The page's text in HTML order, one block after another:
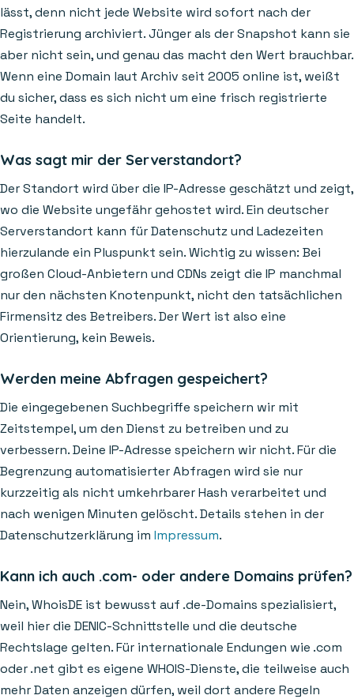
lässt, denn nicht jede Website wird sofort nach der
Registrierung archiviert. Jünger als der Snapshot kann sie
aber nicht sein, und genau das macht den Wert brauchbar.
Wenn eine Domain laut Archiv seit 2005 online ist, weißt
du sicher, dass es sich nicht um eine frisch registrierte
Seite handelt.
Was sagt mir der Serverstandort?
Der Standort wird über die IP-Adresse geschätzt und zeigt,
wo die Website ungefähr gehostet wird. Ein deutscher
Serverstandort kann für Datenschutz und Ladezeiten
hierzulande ein Pluspunkt sein. Wichtig zu wissen: Bei
großen Cloud-Anbietern und CDNs zeigt die IP manchmal
nur den nächsten Knotenpunkt, nicht den tatsächlichen
Firmensitz des Betreibers. Der Wert ist also eine
Orientierung, kein Beweis.
Werden meine Abfragen gespeichert?
Die eingegebenen Suchbegriffe speichern wir mit
Zeitstempel, um den Dienst zu betreiben und zu
verbessern. Deine IP-Adresse speichern wir nicht. Für die
Begrenzung automatisierter Abfragen wird sie nur
kurzzeitig als nicht umkehrbarer Hash verarbeitet und
nach wenigen Minuten gelöscht. Details stehen in der
Datenschutzerklärung im Impressum.
Kann ich auch .com- oder andere Domains prüfen?
Nein, WhoisDE ist bewusst auf .de-Domains spezialisiert,
weil hier die DENIC-Schnittstelle und die deutsche
Rechtslage gelten. Für internationale Endungen wie .com
oder .net gibt es eigene WHOIS-Dienste, die teilweise auch
mehr Daten anzeigen dürfen, weil dort andere Regeln